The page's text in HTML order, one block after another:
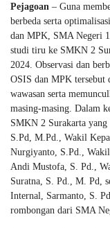
Pejagoan – Guna
berbeda serta
dan MPK, SMA Negeri 1
studi tiru ke SMKN 2
2024. Observasi dan
OSIS dan MPK tersebut
wawasan serta
masing-masing. Dalam
SMKN 2 Surakarta
S.Pd, M.Pd., Wakil
Nurgiyanto, S.Pd., Wakil
Andi Mustofa, S. Pd.,
Suratna, S. Pd., M. Pd,
Internal, Sarmanto, S.
rombongan dari SMA